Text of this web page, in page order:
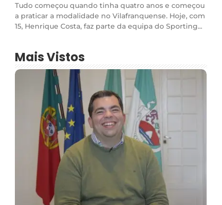
Tudo começou quando tinha quatro anos e começou
a praticar a modalidade no Vilafranquense. Hoje, com
15, Henrique Costa, faz parte da equipa do Sporting...
Mais Vistos